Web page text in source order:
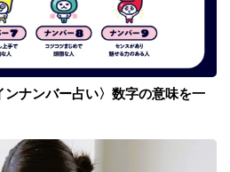
ンナンバー占い〉数字の意味を一